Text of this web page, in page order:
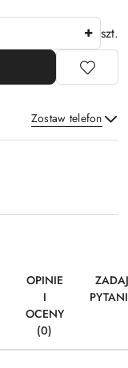
szt.
Zostaw telefon
OPINIE
I
OCENY
(0)